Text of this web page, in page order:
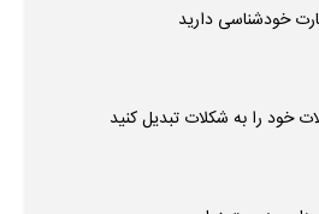
خودشناسی دارید
خود را به شکلات تبدیل کنید